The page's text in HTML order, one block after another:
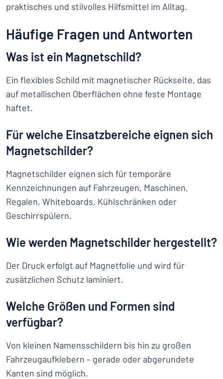
praktisches und stilvolles Hilfsmittel im Alltag.
Häufige Fragen und Antworten
Was ist ein Magnetschild?
Ein flexibles Schild mit magnetischer Rückseite, das
auf metallischen Oberflächen ohne feste Montage
haftet.
Für welche Einsatzbereiche eignen sich
Magnetschilder?
Magnetschilder eignen sich für temporäre
Kennzeichnungen auf Fahrzeugen, Maschinen,
Regalen, Whiteboards, Kühlschränken oder
Geschirrspülern.
Wie werden Magnetschilder hergestellt?
Der Druck erfolgt auf Magnetfolie und wird für
zusätzlichen Schutz laminiert.
Welche Größen und Formen sind
verfügbar?
Von kleinen Namensschildern bis hin zu großen
Fahrzeugaufklebern – gerade oder abgerundete
Kanten sind möglich.